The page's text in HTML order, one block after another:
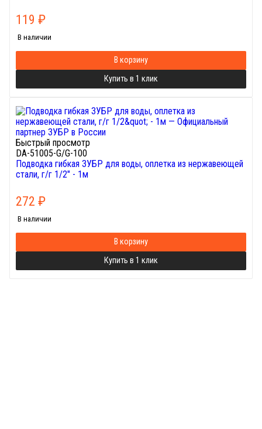
119 ₽
В наличии
В корзину
Купить в 1 клик
Быстрый просмотр
DA-51005-G/G-100
Подводка гибкая ЗУБР для воды, оплетка из нержавеющей
стали, г/г 1/2" - 1м
272 ₽
В наличии
В корзину
Купить в 1 клик